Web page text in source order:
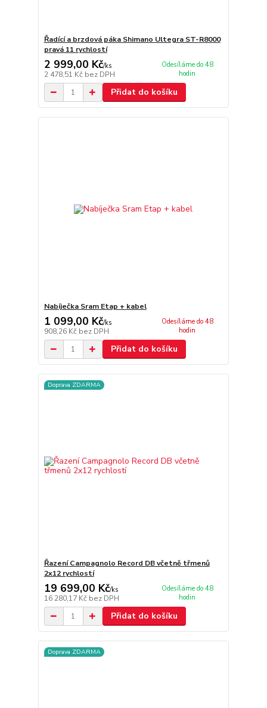
Řadící a brzdová páka Shimano Ultegra ST-R8000
pravá 11 rychlostí
2 999,00 Kč/ks
2 478,51 Kč bez DPH
Odesíláme do 48
hodin
Přidat do košíku
Nabíječka Sram Etap + kabel
1 099,00 Kč/ks
908,26 Kč bez DPH
Odesíláme do 48
hodin
Přidat do košíku
Doprava ZDARMA
Řazení Campagnolo Record DB včetně třmenů
2x12 rychlostí
19 699,00 Kč/ks
16 280,17 Kč bez DPH
Odesíláme do 48
hodin
Přidat do košíku
Doprava ZDARMA